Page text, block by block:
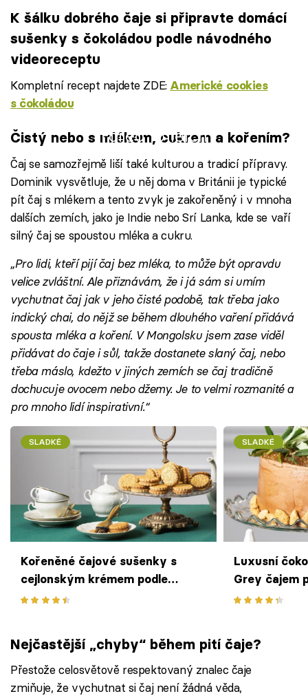
K šálku dobrého čaje si připravte domácí
sušenky s čokoládou podle návodného
videoreceptu
Kompletní recept najdete ZDE: Americké cookies
s čokoládou
Failed to fetch
Čistý nebo s mlékem, cukrem a kořením?
Čaj se samozřejmě liší také kulturou a tradicí přípravy.
Dominik vysvětluje, že u něj doma v Británii je typické
pít čaj s mlékem a tento zvyk je zakořeněný i v mnoha
dalších zemích, jako je Indie nebo Srí Lanka, kde se vaří
silný čaj se spoustou mléka a cukru.
„Pro lidi, kteří pijí čaj bez mléka, to může být opravdu
velice zvláštní. Ale přiznávám, že i já sám si umím
vychutnat čaj jak v jeho čisté podobě, tak třeba jako
indický chai, do nějž se během dlouhého vaření přidává
spousta mléka a koření. V Mongolsku jsem zase viděl
přidávat do čaje i sůl, takže dostanete slaný čaj, nebo
třeba máslo, kdežto v jiných zemích se čaj tradičně
dochucuje ovocem nebo džemy. Je to velmi rozmanité a
pro mnoho lidí inspirativní.“
SLADKÉ
Kořeněné čajové sušenky s
cejlonským krémem podle
Josefa Maršálka
SLADKÉ
Luxusní
Grey čajem
Maršálka
Nejčastější „chyby“ během pití čaje?
Přestože celosvětově respektovaný znalec čaje
zmiňuje, že vychutnat si čaj není žádná věda,